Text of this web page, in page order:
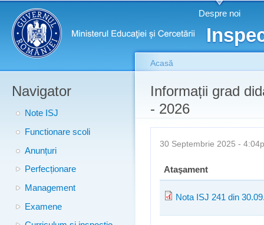
Meniu principal Despre noi
Navigator
Note ISJ
Functionare scoli
Anunțuri
Perfecționare
Management
Examene
Eşti aici
Acasă
Informații grad
- 2026
30 Septembrie 2025 -
Ataşament
Nota ISJ 241 din